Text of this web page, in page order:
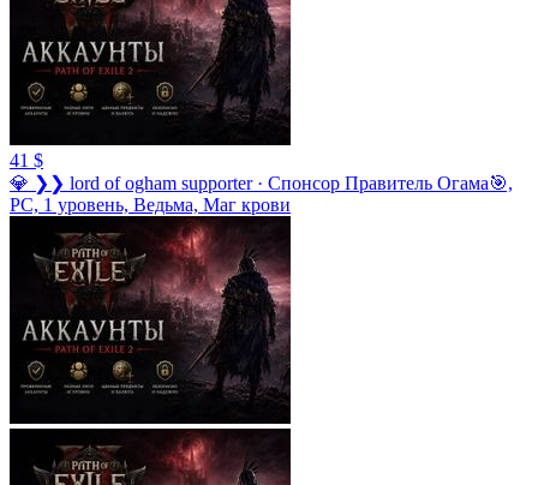
41 $
💎 ❯❯ lord of ogham supporter · Спонсор Правитель Огама🎯,
PC, 1 уровень, Ведьма, Маг крови